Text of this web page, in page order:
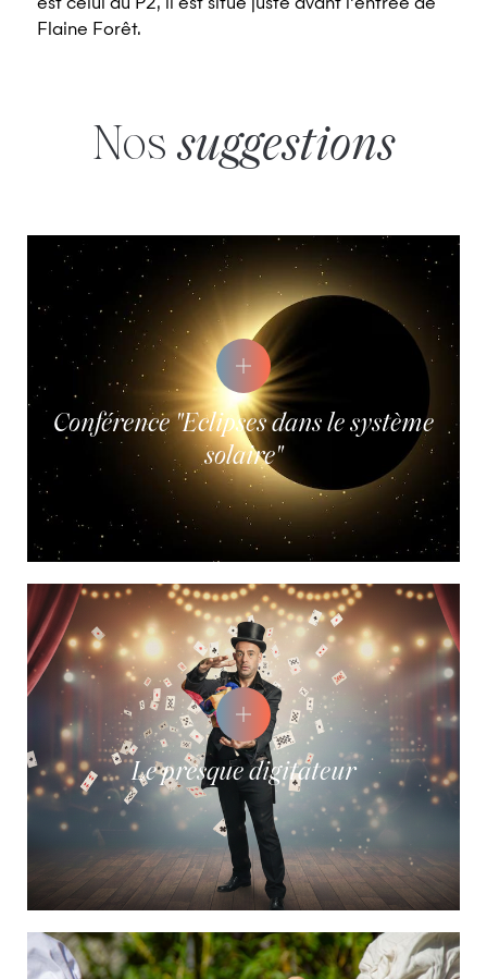
est celui du P2, il est situé juste avant l'entrée de
Flaine Forêt.
Nos suggestions
Conférence "Eclipses dans le système
solaire"
Le presque digitateur